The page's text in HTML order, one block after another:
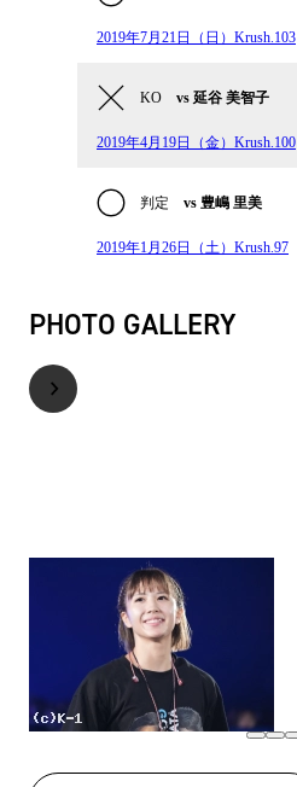
2019年7月21日（日）Krush.103
KO vs 延谷 美智子
2019年4月19日（金）Krush.100
判定 vs 豊嶋 里美
2019年1月26日（土）Krush.97
PHOTO GALLERY